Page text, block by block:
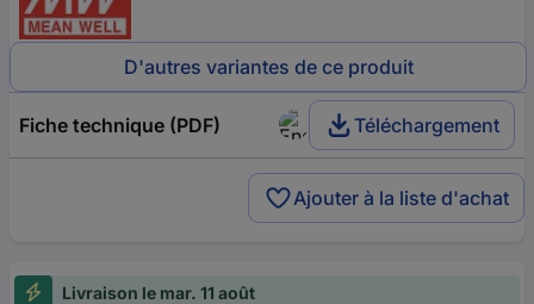
D'autres variantes de ce produit
Fiche technique (PDF) Téléchargement
Ajouter à la liste d'achat
Livraison le mar. 11 août